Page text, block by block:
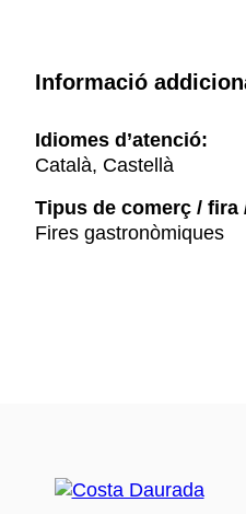
Informació
Idiomes d’atenció:
Català, Castellà
Tipus de comerç / fira
Fires gastronòmiques